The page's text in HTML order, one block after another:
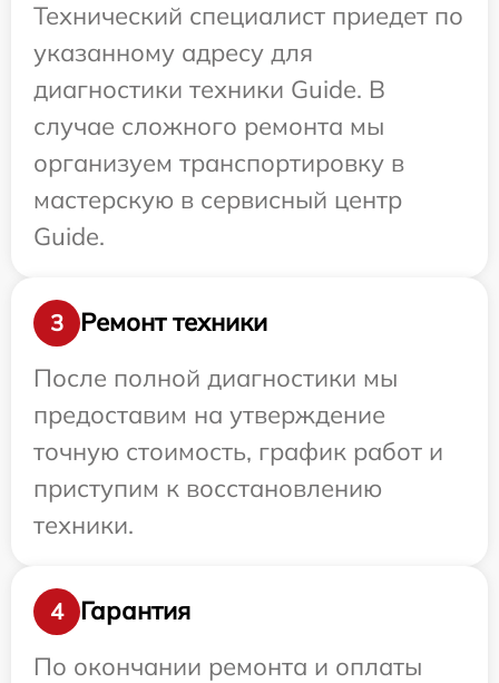
Технический специалист приедет по
указанному адресу для
диагностики техники Guide. В
случае сложного ремонта мы
организуем транспортировку в
мастерскую в сервисный центр
Guide.
3
Ремонт техники
После полной диагностики мы
предоставим на утверждение
точную стоимость, график работ и
приступим к восстановлению
техники.
4
Гарантия
По окончании ремонта и оплаты